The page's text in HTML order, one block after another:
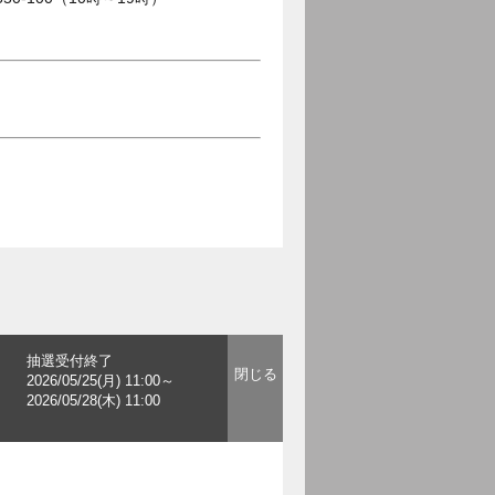
抽選受付終了
2026/05/25(月) 11:00～
2026/05/28(木) 11:00